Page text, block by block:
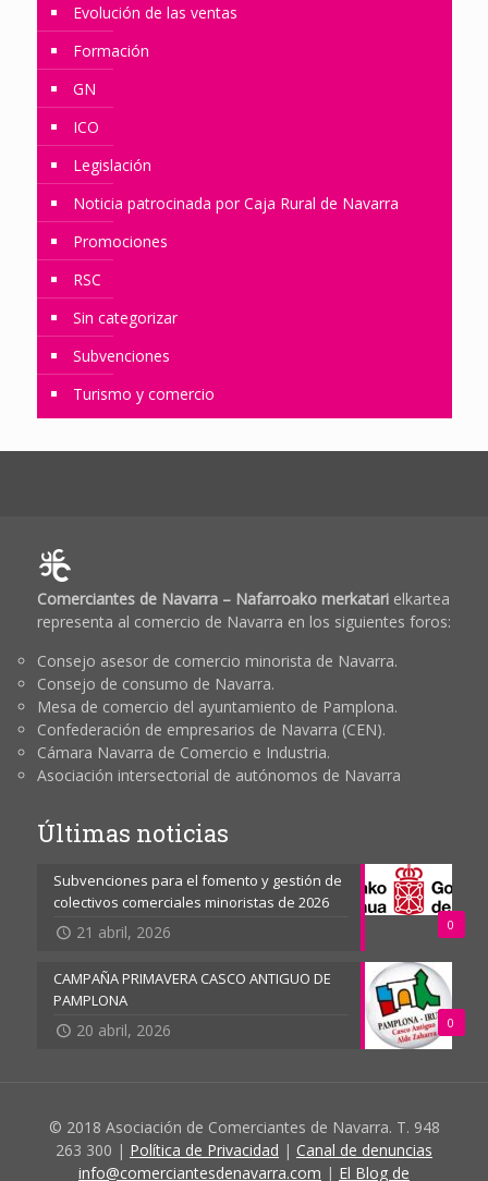
Evolución de las ventas
Formación
GN
ICO
Legislación
Noticia patrocinada por Caja Rural de Navarra
Promociones
RSC
Sin categorizar
Subvenciones
Turismo y comercio
Comerciantes de Navarra – Nafarroako merkatarielkartea
representa al comercio de Navarra en los siguientes foros:
Consejo asesor de comercio minorista de Navarra.
Consejo de consumo de Navarra.
Mesa de comercio del ayuntamiento de Pamplona.
Confederación de empresarios de Navarra (CEN).
Cámara Navarra de Comercio e Industria.
Asociación intersectorial de autónomos de Navarra
Últimas noticias
0
Subvenciones para el fomento y gestión de
colectivos comerciales minoristas de 2026
21 abril, 2026
0
CAMPAÑA PRIMAVERA CASCO ANTIGUO DE
PAMPLONA
20 abril, 2026
© 2018 Asociación de Comerciantes de Navarra. T. 948
263 300 | Política de Privacidad | Canal de denuncias
info@comerciantesdenavarra.com | El Blog de